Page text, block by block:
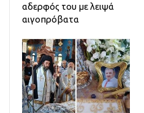
αδερφός του με λειψά
αιγοπρόβατα